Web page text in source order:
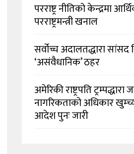
परराष्ट्र नीतिको केन्द्रमा
परराष्ट्रमन्त्री खनाल
सर्वोच्च अदालतद्धारा
‘असंवैधानिक’ ठहर
अमेरिकी राष्ट्रपति ट्रम्पद्धारा
नागरिकताको अधिकार
आदेश पुनः जारी